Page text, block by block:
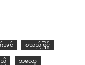
အင် စသည်ဖြင့်
ဘလော့